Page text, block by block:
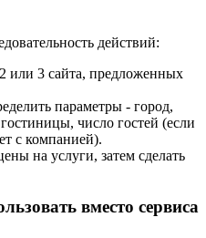
действий:
или 3 сайта, предложенных
параметры - город,
число гостей (если
с компанией).
на услуги, затем сделать
вместо сервиса